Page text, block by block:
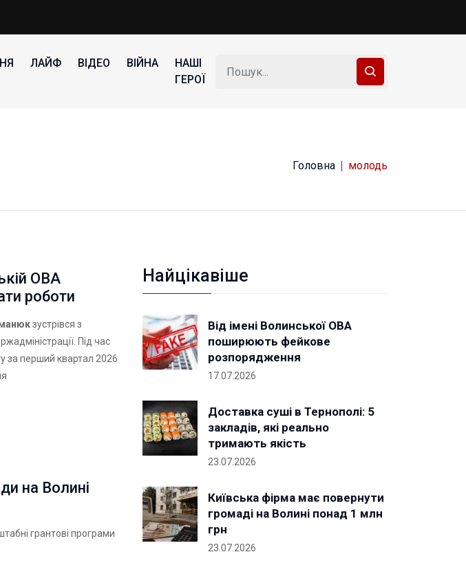
ЛАЙФ ВІДЕО ВІЙНА
НАШІ
ГЕРОЇ
Головна молодь
ОВА
роботи
зустрівся з
Під час
за перший квартал 2026
на Волині
грантові програми
Найцікавіше
Від імені Волинської ОВА
поширюють фейкове
розпорядження
17.07.2026
Доставка суші в Тернополі: 5
закладів, які реально
тримають якість
23.07.2026
Київська фірма має повернути
громаді на Волині понад 1 млн
грн
23.07.2026